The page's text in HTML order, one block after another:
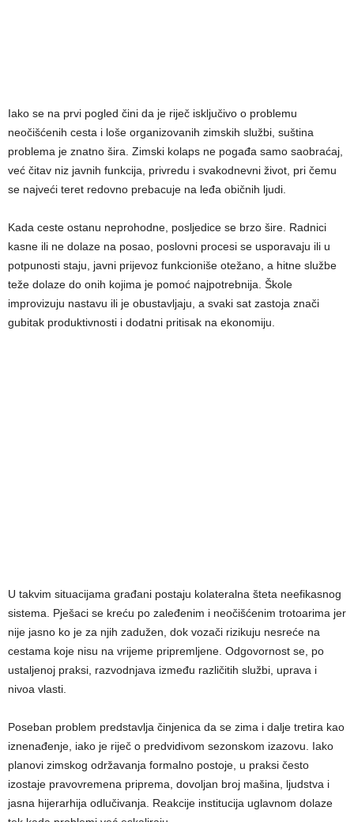
Iako se na prvi pogled čini da je riječ isključivo o problemu
neočišćenih cesta i loše organizovanih zimskih službi, suština
problema je znatno šira. Zimski kolaps ne pogađa samo saobraćaj,
već čitav niz javnih funkcija, privredu i svakodnevni život, pri čemu
se najveći teret redovno prebacuje na leđa običnih ljudi.
Kada ceste ostanu neprohodne, posljedice se brzo šire. Radnici
kasne ili ne dolaze na posao, poslovni procesi se usporavaju ili u
potpunosti staju, javni prijevoz funkcioniše otežano, a hitne službe
teže dolaze do onih kojima je pomoć najpotrebnija. Škole
improvizuju nastavu ili je obustavljaju, a svaki sat zastoja znači
gubitak produktivnosti i dodatni pritisak na ekonomiju.
U takvim situacijama građani postaju kolateralna šteta neefikasnog
sistema. Pješaci se kreću po zaleđenim i neočišćenim trotoarima jer
nije jasno ko je za njih zadužen, dok vozači rizikuju nesreće na
cestama koje nisu na vrijeme pripremljene. Odgovornost se, po
ustaljenoj praksi, razvodnjava između različitih službi, uprava i
nivoa vlasti.
Poseban problem predstavlja činjenica da se zima i dalje tretira kao
iznenađenje, iako je riječ o predvidivom sezonskom izazovu. Iako
planovi zimskog održavanja formalno postoje, u praksi često
izostaje pravovremena priprema, dovoljan broj mašina, ljudstva i
jasna hijerarhija odlučivanja. Reakcije institucija uglavnom dolaze